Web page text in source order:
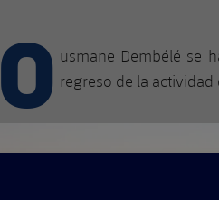
O usmane Dembélé se
regreso de la